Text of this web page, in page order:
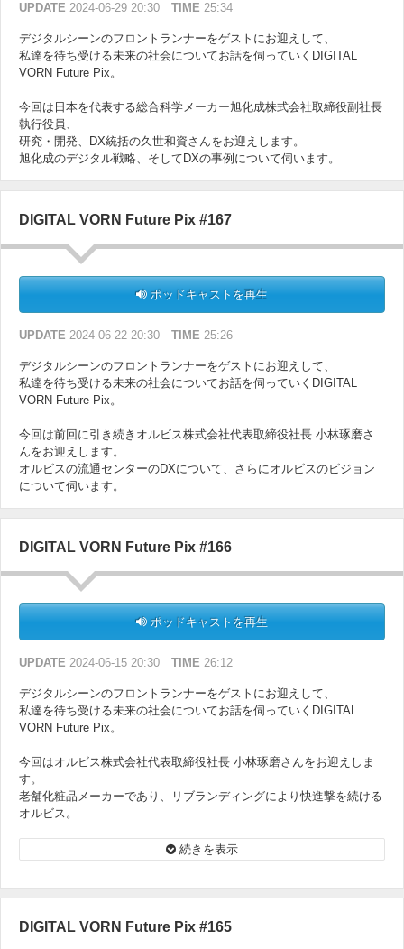
UPDATE 2024-06-29 20:30 TIME 25:34
デジタルシーンのフロントランナーをゲストにお迎えして、
私達を待ち受ける未来の社会についてお話を伺っていくDIGITAL
VORN Future Pix。
今回は日本を代表する総合科学メーカー旭化成株式会社取締役副社長
執行役員、
研究・開発、DX統括の久世和資さんをお迎えします。
旭化成のデジタル戦略、そしてDXの事例について伺います。
DIGITAL VORN Future Pix #167
ポッドキャストを再生
UPDATE 2024-06-22 20:30 TIME 25:26
デジタルシーンのフロントランナーをゲストにお迎えして、
私達を待ち受ける未来の社会についてお話を伺っていくDIGITAL
VORN Future Pix。
今回は前回に引き続きオルビス株式会社代表取締役社長 小林琢磨さ
んをお迎えします。
オルビスの流通センターのDXについて、さらにオルビスのビジョン
について伺います。
DIGITAL VORN Future Pix #166
ポッドキャストを再生
UPDATE 2024-06-15 20:30 TIME 26:12
デジタルシーンのフロントランナーをゲストにお迎えして、
私達を待ち受ける未来の社会についてお話を伺っていくDIGITAL
VORN Future Pix。
今回はオルビス株式会社代表取締役社長 小林琢磨さんをお迎えしま
す。
老舗化粧品メーカーであり、リブランディングにより快進撃を続ける
オルビス。
続きを表示
DIGITAL VORN Future Pix #165